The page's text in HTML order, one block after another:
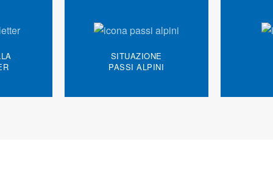
SITUAZIONE
PASSI ALPINI